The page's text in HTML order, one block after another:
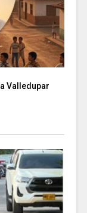
Valledupar